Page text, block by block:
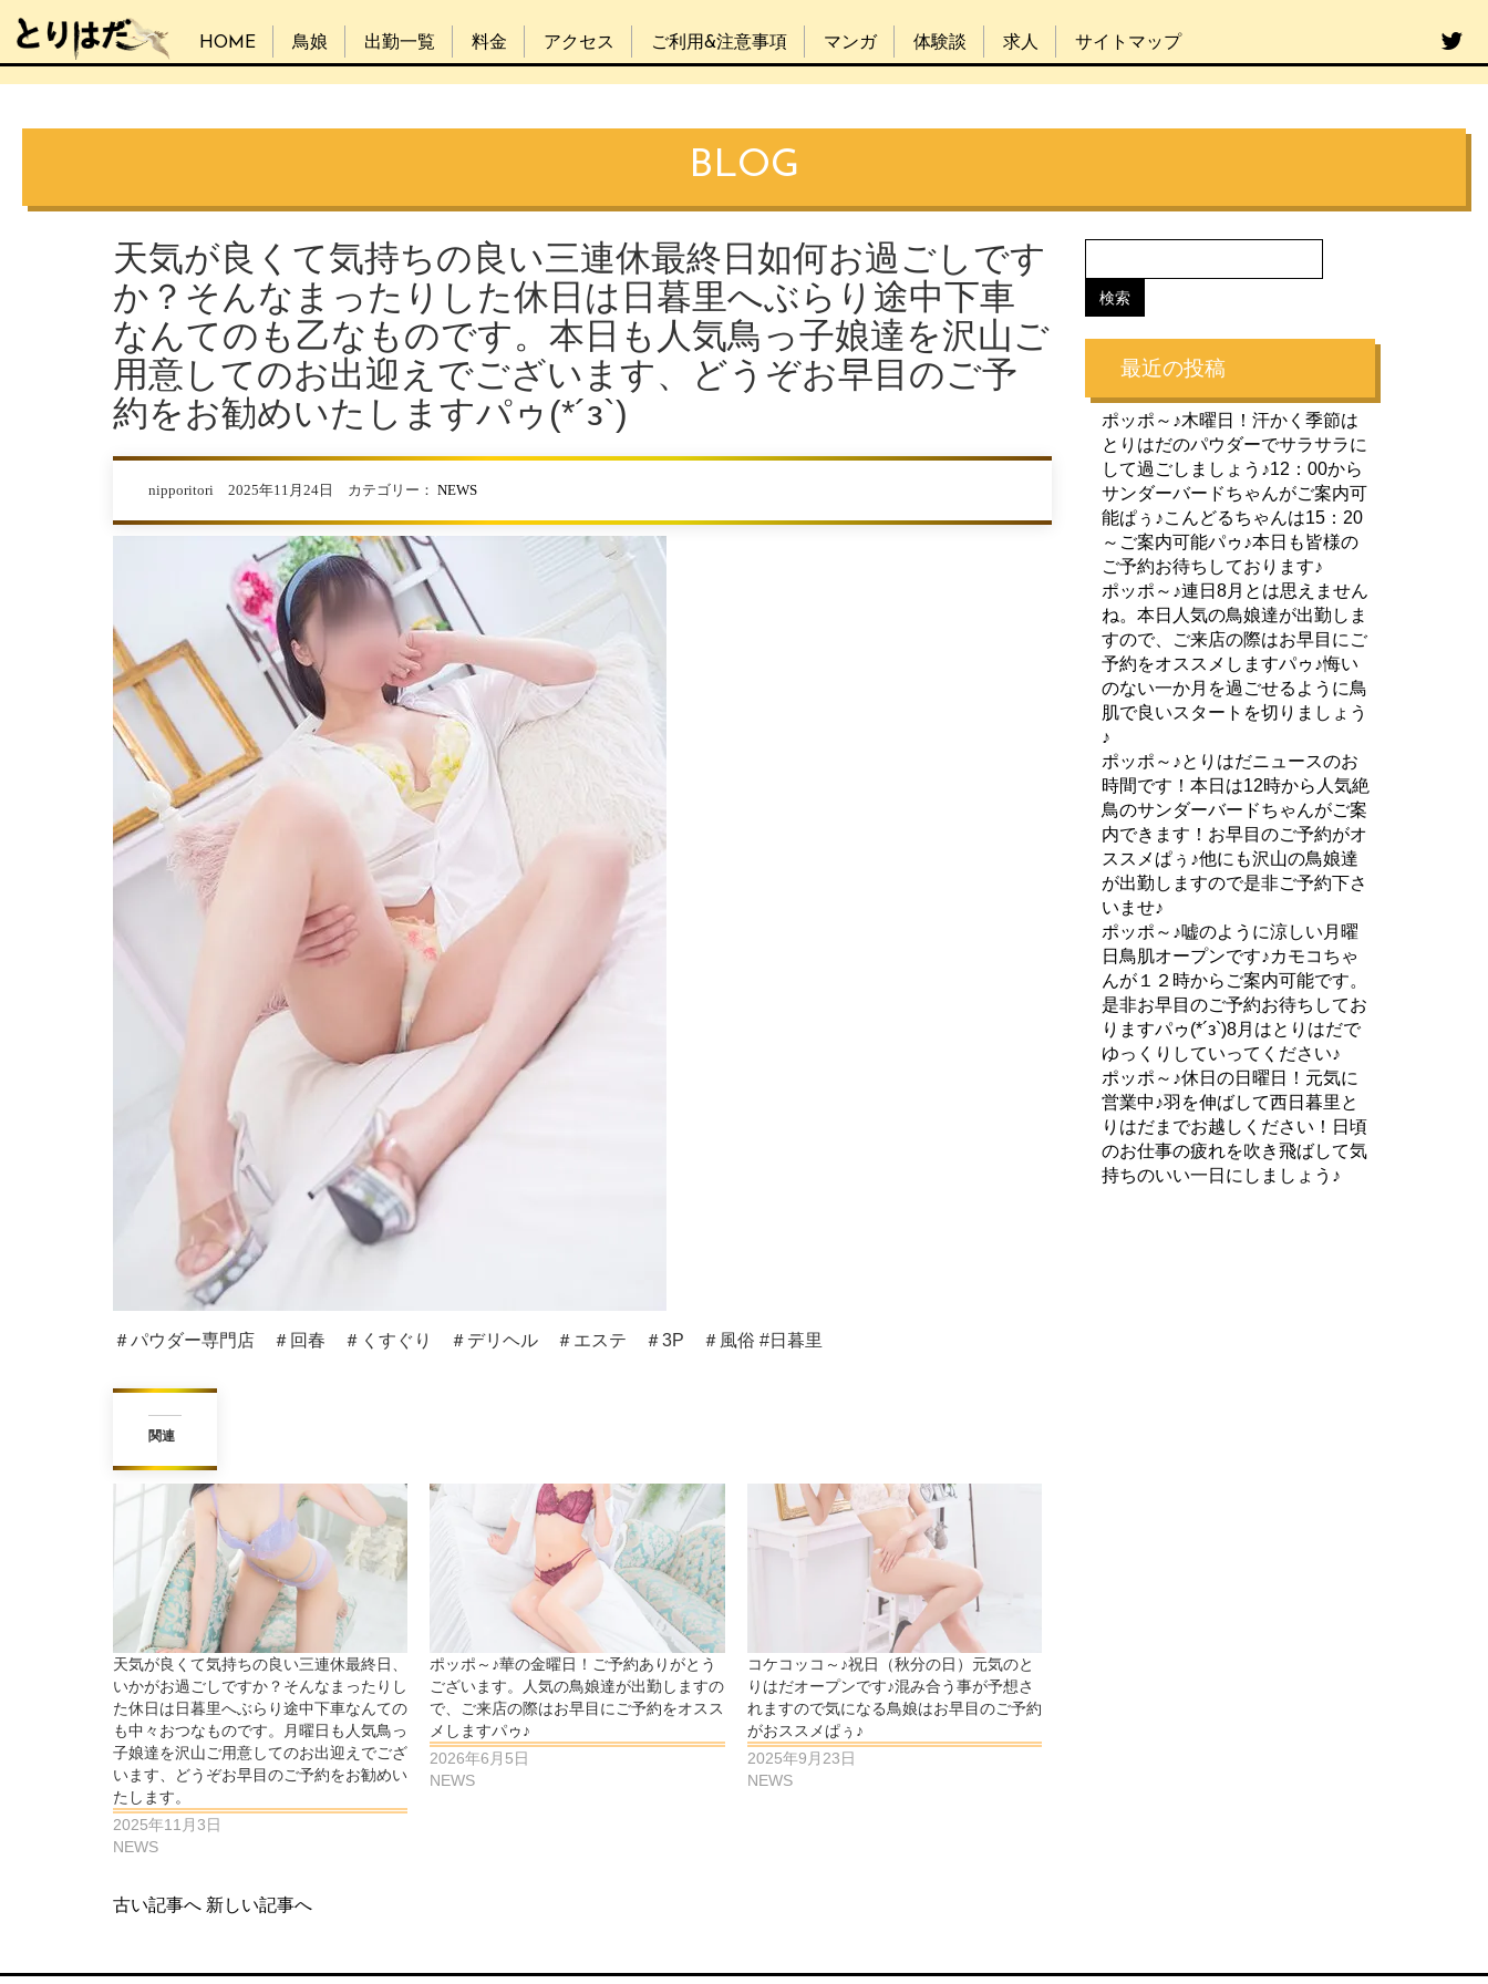
HOME 鳥娘 出勤一覧 料金 アクセス ご利用&注意事項 マンガ 体験談 求人 サイトマップ
BLOG
天気が良くて気持ちの良い三連休最終日如何お過ごしです
か？そんなまったりした休日は日暮里へぶらり途中下車
なんてのも乙なものです。本日も人気鳥っ子娘達を沢山ご
用意してのお出迎えでございます、どうぞお早目のご予
約をお勧めいたしますパゥ(*´з`)
nipporitori 2025年11月24日 カテゴリー： NEWS
＃パウダー専門店 ＃回春 ＃くすぐり ＃デリヘル ＃エステ ＃3P ＃風俗 #日暮里
関連
天気が良くて気持ちの良い三連休最終日、
いかがお過ごしですか？そんなまったりし
た休日は日暮里へぶらり途中下車なんての
も中々おつなものです。月曜日も人気鳥っ
子娘達を沢山ご用意してのお出迎えでござ
います、どうぞお早目のご予約をお勧めい
たします。
2025年11月3日
NEWS
ポッポ～♪華の金曜日！ご予約ありがとう
ございます。人気の鳥娘達が出勤しますの
で、ご来店の際はお早目にご予約をオスス
メしますパゥ♪
2026年6月5日
NEWS
コケコッコ～♪祝日（秋分の日）元気のと
りはだオープンです♪混み合う事が予想さ
れますので気になる鳥娘はお早目のご予約
がおススメぱぅ♪
2025年9月23日
NEWS
古い記事へ 新しい記事へ
最近の投稿
ポッポ～♪木曜日！汗かく季節は
とりはだのパウダーでサラサラに
して過ごしましょう♪12：00から
サンダーバードちゃんがご案内可
能ぱぅ♪こんどるちゃんは15：20
～ご案内可能パゥ♪本日も皆様の
ご予約お待ちしております♪
ポッポ～♪連日8月とは思えません
ね。本日人気の鳥娘達が出勤しま
すので、ご来店の際はお早目にご
予約をオススメしますパゥ♪悔い
のない一か月を過ごせるように鳥
肌で良いスタートを切りましょう
♪
ポッポ～♪とりはだニュースのお
時間です！本日は12時から人気絶
鳥のサンダーバードちゃんがご案
内できます！お早目のご予約がオ
ススメぱぅ♪他にも沢山の鳥娘達
が出勤しますので是非ご予約下さ
いませ♪
ポッポ～♪嘘のように涼しい月曜
日鳥肌オープンです♪カモコちゃ
んが１２時からご案内可能です。
是非お早目のご予約お待ちしてお
りますパゥ(*´з`)8月はとりはだで
ゆっくりしていってください♪
ポッポ～♪休日の日曜日！元気に
営業中♪羽を伸ばして西日暮里と
りはだまでお越しください！日頃
のお仕事の疲れを吹き飛ばして気
持ちのいい一日にしましょう♪